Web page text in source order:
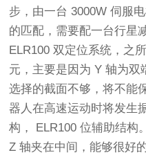
步，由一台 3000W 伺服
的匹配，需要配一台行星
ELR100 双定位系统，之
元，主要是因为 Y 轴为双
选择的截面不够，将不能
器人在高速运动时将发生
构， ELR100 位辅助结构
Z 轴夹在中间，能够很好